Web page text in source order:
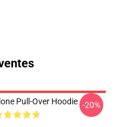
Pull-Over Hoodie -20%